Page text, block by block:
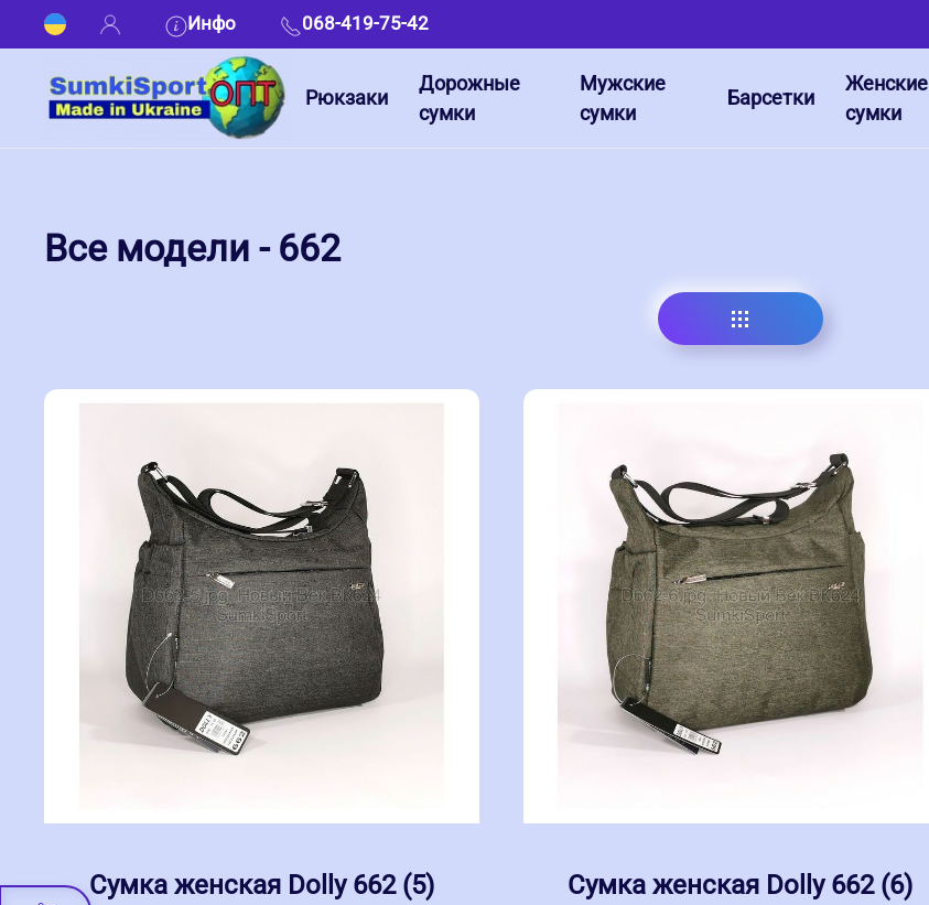
Инфо 068-419-75-42
Рюкзаки
Дорожные
сумки
Мужские
сумки
Барсетки
Женские
сумки
Все модели - 662
Сумка женская Dolly 662 (5)
Сумка женская Dolly 662 (6)